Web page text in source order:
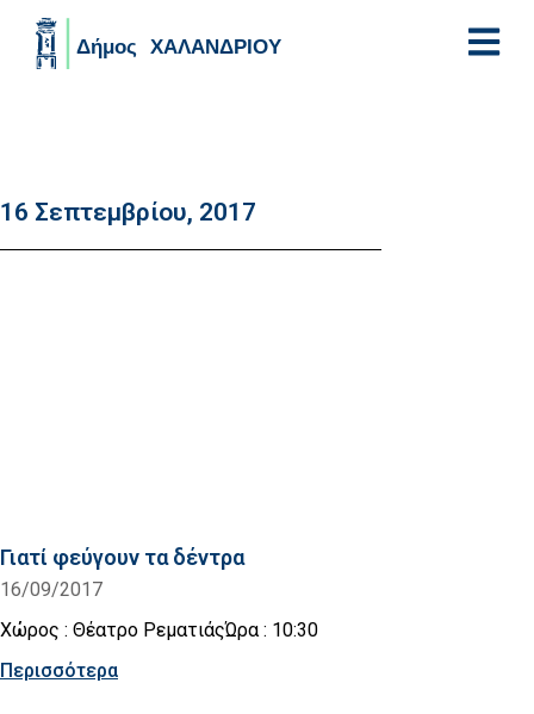
16 Σεπτεμβρίου, 2017
Γιατί φεύγουν τα δέντρα
16/09/2017
Χώρος : Θέατρο ΡεματιάςΏρα : 10:30
Περισσότερα